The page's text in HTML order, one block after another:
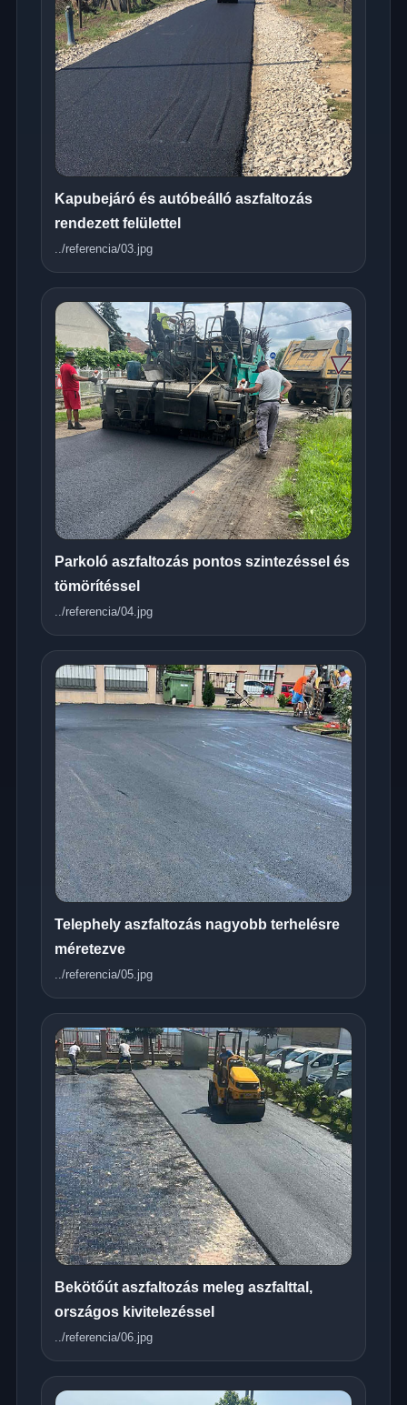
Kapubejáró és autóbeálló aszfaltozás
rendezett felülettel
../referencia/03.jpg
Parkoló aszfaltozás pontos szintezéssel és
tömörítéssel
../referencia/04.jpg
Telephely aszfaltozás nagyobb terhelésre
méretezve
../referencia/05.jpg
Bekötőút aszfaltozás meleg aszfalttal,
országos kivitelezéssel
../referencia/06.jpg